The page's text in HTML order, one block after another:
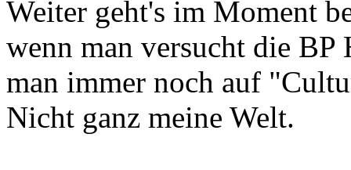
Weiter geht's im Moment
wenn man versucht die
man immer noch auf
Nicht ganz meine Welt.